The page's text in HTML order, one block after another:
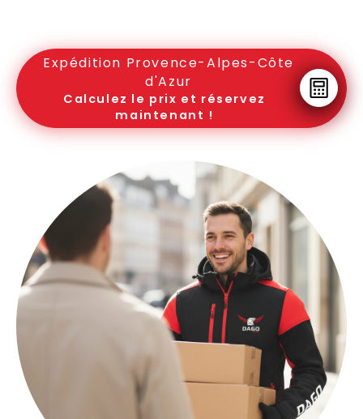
Expédition Provence-Alpes-Côte
d'Azur
Calculez le prix et réservez
maintenant !